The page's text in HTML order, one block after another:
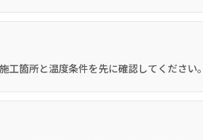
工箇所と温度条件を先に確認してください